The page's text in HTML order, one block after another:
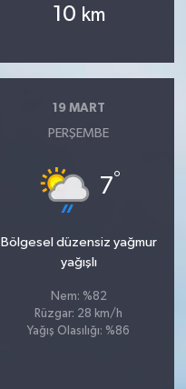
10 km
19 MART
PERŞEMBE
7°
Bölgesel düzensiz yağmur
yağışlı
Nem: %82
Rüzgar: 28 km/h
Yağış Olasılığı: %86